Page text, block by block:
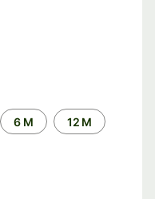
6 M 12 M